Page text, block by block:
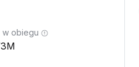
w obiegu